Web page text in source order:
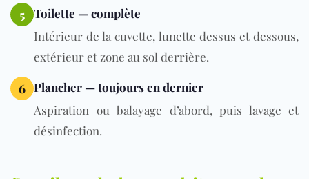
5 Toilette — complète
Intérieur de la cuvette, lunette dessus et dessous,
extérieur et zone au sol derrière.
6 Plancher — toujours en dernier
Aspiration ou balayage d’abord, puis lavage et
désinfection.